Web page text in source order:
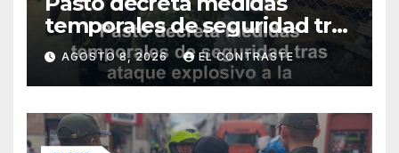
temporales de seguridad tras
ataque explosivo a la Policía
Metropolitana
AGOSTO 8, 2026 EL CONTRASTE